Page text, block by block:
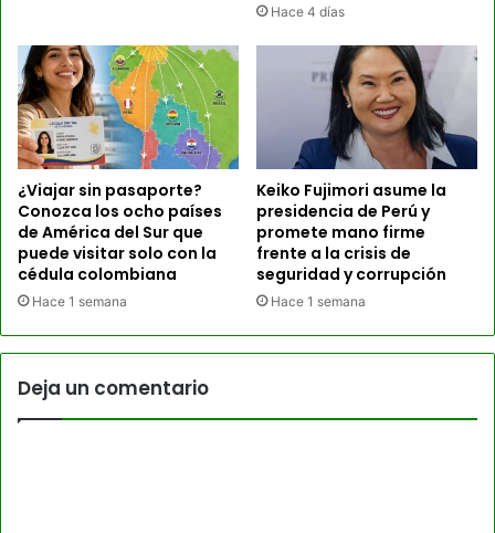
Hace 4 días
¿Viajar sin pasaporte?
Conozca los ocho países
de América del Sur que
puede visitar solo con la
cédula colombiana
Hace 1 semana
Keiko Fujimori asume la
presidencia de Perú y
promete mano firme
frente a la crisis de
seguridad y corrupción
Hace 1 semana
Deja un comentario